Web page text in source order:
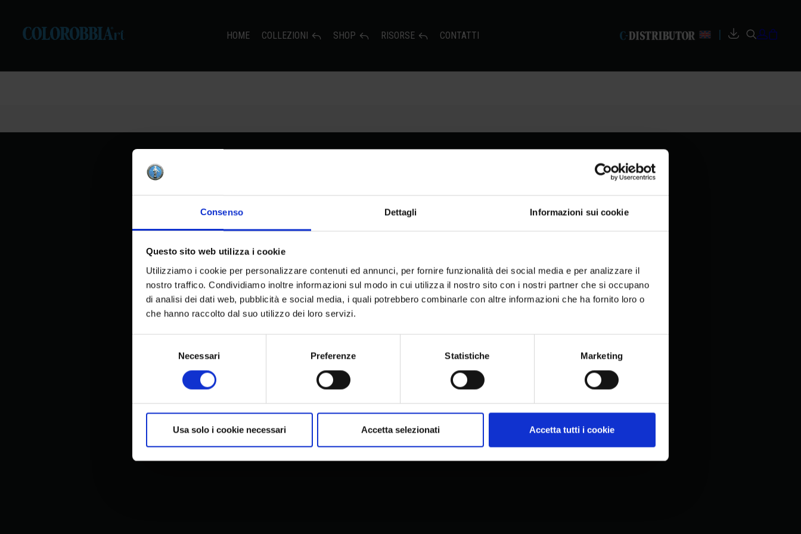
Consenso Dettagli Informazioni sui cookie
Questo sito web utilizza i cookie
Utilizziamo i cookie per personalizzare contenuti ed annunci, per fornire funzionalità dei social media e per analizzare il
nostro traffico. Condividiamo inoltre informazioni sul modo in cui utilizza il nostro sito con i nostri partner che si occupano
di analisi dei dati web, pubblicità e social media, i quali potrebbero combinarle con altre informazioni che ha fornito loro o
che hanno raccolto dal suo utilizzo dei loro servizi.
Necessari Preferenze Statistiche Marketing
Usa solo i cookie necessari Accetta selezionati Accetta tutti i cookie
HOME COLLEZIONI SHOP RISORSE CONTATTI |